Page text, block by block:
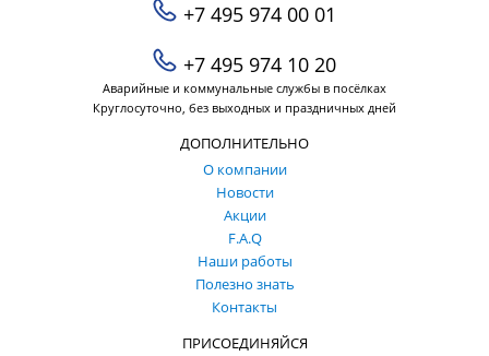
+7 495 974 00 01
+7 495 974 10 20
Аварийные и коммунальные службы в посёлках
Круглосуточно, без выходных и праздничных дней
ДОПОЛНИТЕЛЬНО
О компании
Новости
Акции
F.A.Q
Наши работы
Полезно знать
Контакты
ПРИСОЕДИНЯЙСЯ